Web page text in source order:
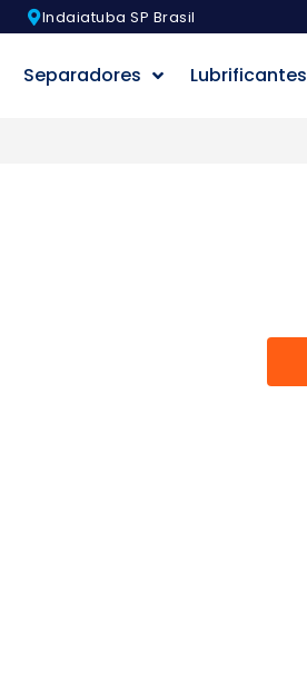
Indaiatuba SP Brasil
Separadores Lubrificantes